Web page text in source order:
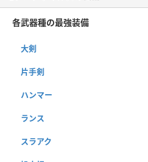
各武器種の最強装備
大剣
片手剣
ハンマー
ランス
スラアク